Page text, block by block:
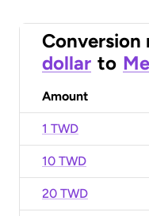
Conversion
dollar to
Amount
1 TWD
10 TWD
20 TWD